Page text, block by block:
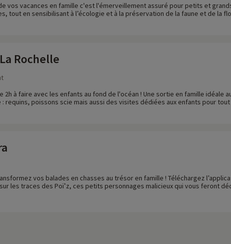
vos vacances en famille c'est l'émerveillement assuré pour petits et
tout en sensibilisant à l’écologie et à la préservation de la faune et de la
Rochelle
2h à faire avec les enfants au fond de l'océan ! Une sortie en famille idéale
: requins, poissons scie mais aussi des visites dédiées aux enfants pour
vos balades en chasses au trésor en famille ! Téléchargez
les traces des Poï’z, ces petits personnages malicieux qui vous feront